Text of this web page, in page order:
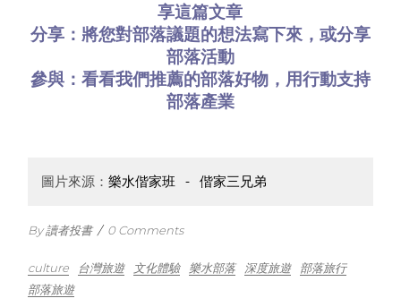
享這篇文章
分享：將您對部落議題的想法寫下來，或分享
部落活動
參與：看看我們推薦的部落好物，用行動支持
部落產業
圖片來源：樂水偕家班 - 偕家三兄弟
By 讀者投書 / 0 Comments
culture 台灣旅遊 文化體驗 樂水部落 深度旅遊
部落旅行
部落旅遊